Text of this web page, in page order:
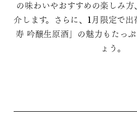
の味わいやおすすめの楽しみ
介します。さらに、1月限定で
寿 吟醸生原酒」の魅力もたっ
ょう。